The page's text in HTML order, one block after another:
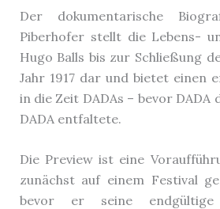
Der dokumentarische
Piberhofer stellt die Lebens-
Hugo Balls bis zur Schließung
Jahr 1917 dar und bietet einen
in die Zeit DADAs – bevor DADA
DADA entfaltete.
Die Preview ist eine
zunächst auf einem Festival
bevor er seine